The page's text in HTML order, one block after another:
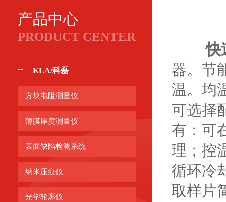
产品中心
PRODUCT CENTER
KLA/科磊
方块电阻测量仪
薄膜厚度测量仪
表面缺陷检测系统
纳米压痕仪
光学轮廓仪
快
器。节
温。均
可选择
有：可
理；控
循环冷
取样片